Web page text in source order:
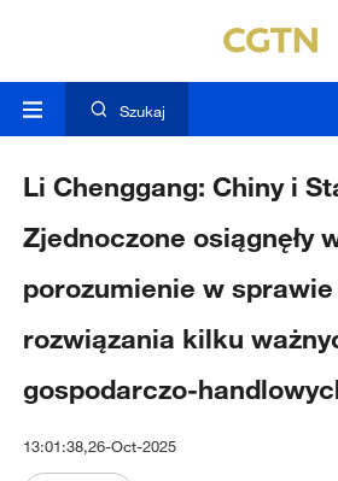
Szukaj
Li Chenggang: Chiny i
Zjednoczone osiągnęły
porozumienie w sprawie
rozwiązania kilku
gospodarczo-
13:01:38,26-Oct-2025